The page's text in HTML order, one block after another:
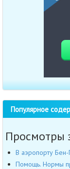
Популярное
Просмотры
В аэропорту Бен-
Помощь. Нормы